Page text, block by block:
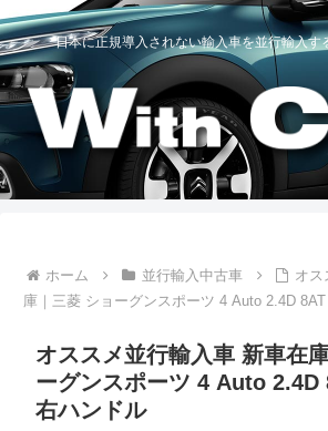
日本に正規導入されない輸入車を並行輸入す
ホーム 並行輸入中古車
オス
庫｜三菱 ショーグンスポーツ 4 Auto 2.4D
オススメ並行輸入車 新車在
ーグンスポーツ 4 Auto 2.4D
右ハンドル